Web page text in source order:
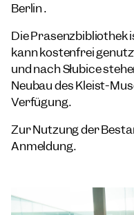
Berlin .
Die Präsenzbibliothek
kann kostenfrei
und nach Słubice
Neubau des Kleist-
Verfügung.
Zur Nutzung der
Anmeldung.